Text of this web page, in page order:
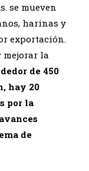
se mueven
harinas y
exportación.
la
de 450
hay 20
por la
de